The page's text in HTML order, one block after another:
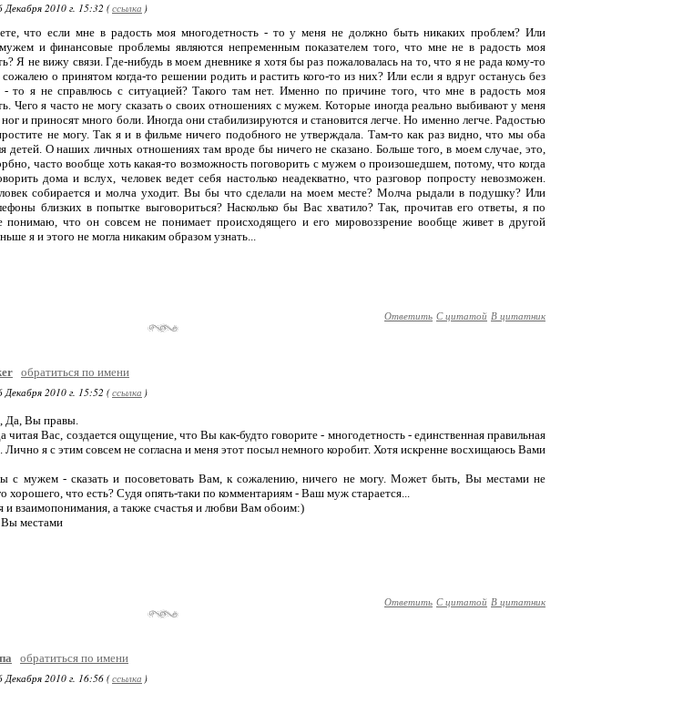
Декабря 2010 г. 15:32 (ссылка )
что если мне в радость моя многодетность - то у меня не должно быть никаких проблем? Или
и финансовые проблемы являются непременным показателем того, что мне не в радость моя
Я не вижу связи. Где-нибудь в моем дневнике я хотя бы раз пожаловалась на то, что я не рада кому-то
сожалею о принятом когда-то решении родить и растить кого-то из них? Или если я вдруг останусь без
то я не справлюсь с ситуацией? Такого там нет. Именно по причине того, что мне в радость моя
Чего я часто не могу сказать о своих отношениях с мужем. Которые иногда реально выбивают у меня
и приносят много боли. Иногда они стабилизируются и становится легче. Но именно легче. Радостью
не могу. Так я и в фильме ничего подобного не утверждала. Там-то как раз видно, что мы оба
детей. О наших личных отношениях там вроде бы ничего не сказано. Больше того, в моем случае, это,
часто вообще хоть какая-то возможность поговорить с мужем о произошедшем, потому, что когда
дома и вслух, человек ведет себя настолько неадекватно, что разговор попросту невозможен.
собирается и молча уходит. Вы бы что сделали на моем месте? Молча рыдали в подушку? Или
близких в попытке выговориться? Насколько бы Вас хватило? Так, прочитав его ответы, я по
понимаю, что он совсем не понимает происходящего и его мировоззрение вообще живет в другой
я и этого не могла никаким образом узнать...
Ответить С цитатой В цитатник
обратиться по имени
Декабря 2010 г. 15:52 (ссылка )
, Да, Вы правы.
читая Вас, создается ощущение, что Вы как-будто говорите - многодетность - единственная правильная
Лично я с этим совсем не согласна и меня этот посыл немного коробит. Хотя искренне восхищаюсь Вами
с мужем - сказать и посоветовать Вам, к сожалению, ничего не могу. Может быть, Вы местами не
хорошего, что есть? Судя опять-таки по комментариям - Ваш муж старается...
и взаимопонимания, а также счастья и любви Вам обоим:)
местами
Ответить С цитатой В цитатник
обратиться по имени
Декабря 2010 г. 16:56 (ссылка )